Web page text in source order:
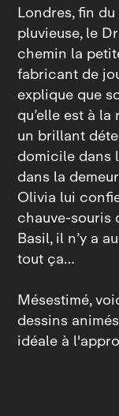
Londres, fin
pluvieuse, le
chemin la
fabricant de
explique que
qu’elle est à
un brillant
domicile dans
dans la
Olivia lui
Basil, il n’y a
tout ça…
Mésestimé,
dessins
idéale à